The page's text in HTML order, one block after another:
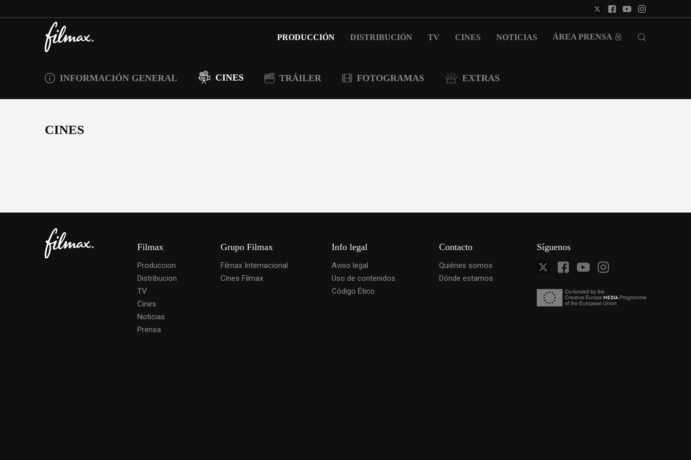
PRODUCCIÓN DISTRIBUCIÓN TV CINES NOTICIAS ÁREA PRENSA
INFORMACIÓN GENERAL CINES TRÁILER FOTOGRAMAS EXTRAS
CINES
Filmax
Produccion
Distribucion
TV
Cines
Noticias
Prensa
Grupo Filmax
Filmax Internacional
Cines Filmax
Info legal
Aviso legal
Uso de contenidos
Código Ético
Contacto
Quiénes somos
Dónde estamos
Síguenos